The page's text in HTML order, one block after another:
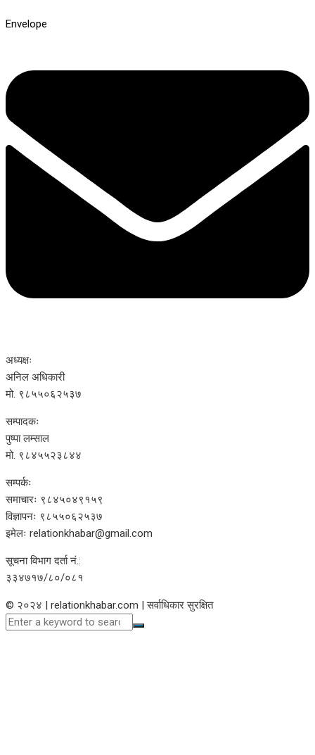
Envelope
अध्यक्षः
अनिल अधिकारी
मो. ९८५५०६२५३७
सम्पादकः
पुष्पा लम्साल
मो. ९८४५५२३८४४
सम्पर्कः
समाचारः ९८४५०४९१५९
विज्ञापनः ९८५५०६२५३७
इमेलः relationkhabar@gmail.com
सूचना विभाग दर्ता नं.:
३३४७१७/८०/०८१
© २०२४ | relationkhabar.com | सर्वाधिकार सुरक्षित